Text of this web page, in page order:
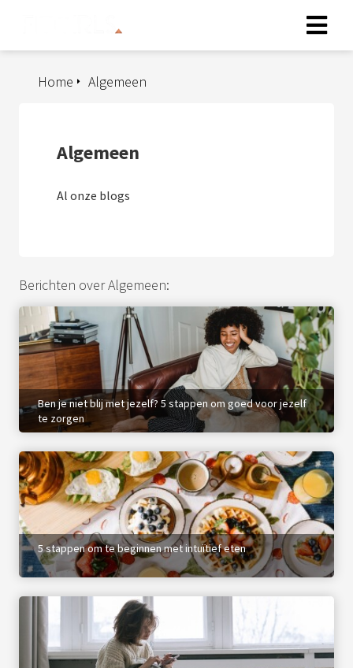
Algemeen
Home
Algemeen
Al onze blogs
Berichten over Algemeen:
Ben je niet blij met jezelf? 5 stappen om goed voor jezelf
te zorgen
5 stappen om te beginnen met intuïtief eten